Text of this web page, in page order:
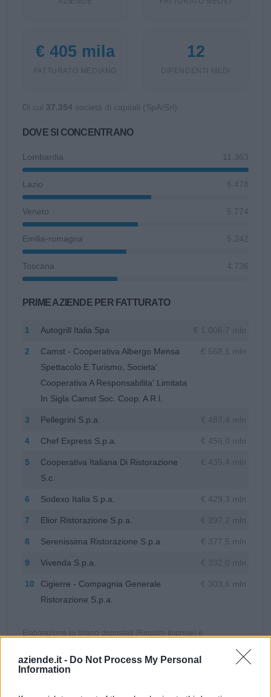
aziende.it - Do Not Process My Personal
Information
€ 405 mila
FATTURATO MEDIANO
12
DIPENDENTI MEDI
Di cui 37.354 società di capitali (SpA/Srl).
DOVE SI CONCENTRANO
Lombardia 11.363
Lazio 6.478
Veneto 5.774
Emilia-romagna 5.242
Toscana 4.736
PRIME AZIENDE PER FATTURATO
1 Autogrill Italia Spa
2
Camst - Cooperativa Albergo Mensa
Spettacolo E Turismo, Societa'
Cooperativa A Responsabilita' Limitata
In Sigla Camst Soc. Coop. A R.l.
€ 568,1 mln
3 Pellegrini S.p.a.
4 Chef Express S.p.a. € 456,0 mln
5
Cooperativa Italiana Di Ristorazione
S.c.
6 Sodexo Italia S.p.a. € 429,3 mln
7 Elior Ristorazione S.p.a.
8 Serenissima Ristorazione S.p.a . € 377,5 mln
9 Vivenda S.p.a.
10
Cigierre - Compagnia Generale
Ristorazione S.p.a.
€ 303,6 mln
Elaborazione su bilanci depositati (Registro Imprese) e
classificazione ISTAT ATECO. Fatturato = ultimo bilancio disponibile
per azienda.